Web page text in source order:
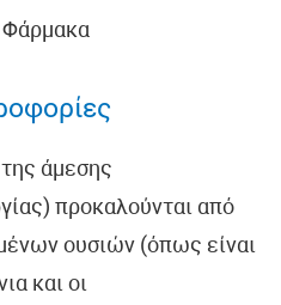
Φάρμακα
της άμεσης
προκαλούνται από
ουσιών (όπως είναι
και οι